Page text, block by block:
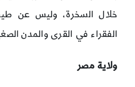
خلال السخرة، وليس عن
الفقراء في القرى والمدن
ولاية مصر